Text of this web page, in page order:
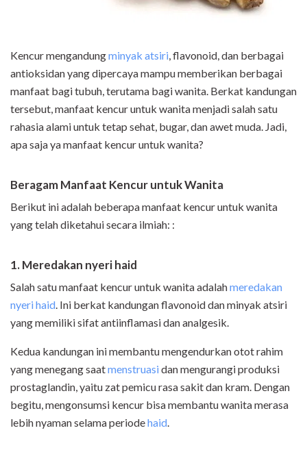
Kencur mengandungminyak atsiri, flavonoid, dan berbagai
antioksidan yang dipercaya mampu memberikan berbagai
manfaat bagi tubuh, terutama bagi wanita. Berkat kandungan
tersebut, manfaat kencur untuk wanita menjadi salah satu
rahasia alami untuk tetap sehat, bugar, dan awet muda. Jadi,
apa saja ya manfaat kencur untuk wanita?
Beragam Manfaat Kencur untuk Wanita
Berikut ini adalah beberapa manfaat kencur untuk wanita
yang telah diketahui secara ilmiah: :
1. Meredakan nyeri haid
Salah satu manfaat kencur untuk wanita adalahmeredakan
nyeri haid. Ini berkat kandungan flavonoid dan minyak atsiri
yang memiliki sifat antiinflamasi dan analgesik.
Kedua kandungan ini membantu mengendurkan otot rahim
yang menegang saatmenstruasidan mengurangi produksi
prostaglandin, yaitu zat pemicu rasa sakit dan kram. Dengan
begitu, mengonsumsi kencur bisa membantu wanita merasa
lebih nyaman selama periodehaid.